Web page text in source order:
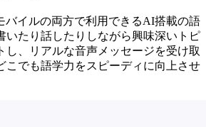
バイルの両方で利用できるAI搭載の語
いたり話したりしながら興味深いトピ
し、リアルな音声メッセージを受け取
こでも語学力をスピーディに向上させ